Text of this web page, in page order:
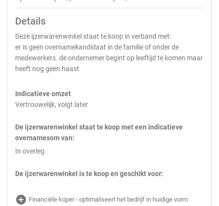
Details
Deze ijzerwarenwinkel staat te koop in verband met:
er is geen overnamekandidaat in de familie of onder de
medewerkers. de ondernemer begint op leeftijd te komen maar
heeft nog geen haast
Indicatieve omzet
Vertrouwelijk, volgt later
De ijzerwarenwinkel staat te koop met een indicatieve
overnamesom van:
In overleg
De ijzerwarenwinkel is te koop en geschikt voor:
add_circle Financiële koper - optimaliseert het bedrijf in huidige vorm